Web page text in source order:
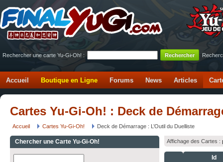
Rechercher une carte Yu-Gi-Oh! :
Accueil Boutique en Ligne Forums News Articles
Cartes Yu-Gi-Oh! : Deck de
Accueil Cartes Yu-Gi-Oh! Deck de Démarrage : L’Outil du Duelliste
Chercher une Carte Yu-Gi-Oh! Affichage des Cartes :
Id